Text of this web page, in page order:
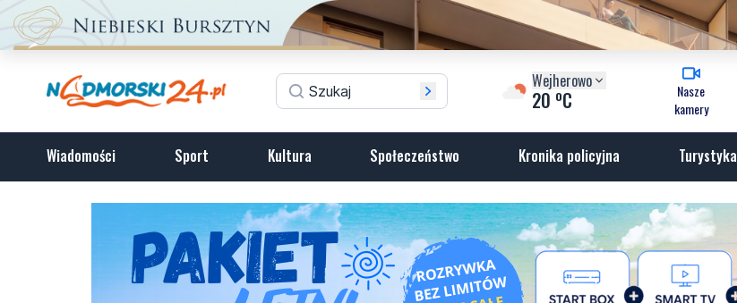
Wejherowo
20 oC
Nasze
kamery
Wiadomości Sport Kultura Społeczeństwo Kronika policyjna Turystyka